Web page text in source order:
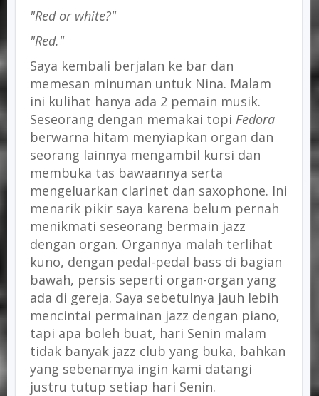
"Red or white?"
"Red."
Saya kembali berjalan ke bar dan
memesan minuman untuk Nina. Malam
ini kulihat hanya ada 2 pemain musik.
Seseorang dengan memakai topi Fedora
berwarna hitam menyiapkan organ dan
seorang lainnya mengambil kursi dan
membuka tas bawaannya serta
mengeluarkan clarinet dan saxophone. Ini
menarik pikir saya karena belum pernah
menikmati seseorang bermain jazz
dengan organ. Organnya malah terlihat
kuno, dengan pedal-pedal bass di bagian
bawah, persis seperti organ-organ yang
ada di gereja. Saya sebetulnya jauh lebih
mencintai permainan jazz dengan piano,
tapi apa boleh buat, hari Senin malam
tidak banyak jazz club yang buka, bahkan
yang sebenarnya ingin kami datangi
justru tutup setiap hari Senin.